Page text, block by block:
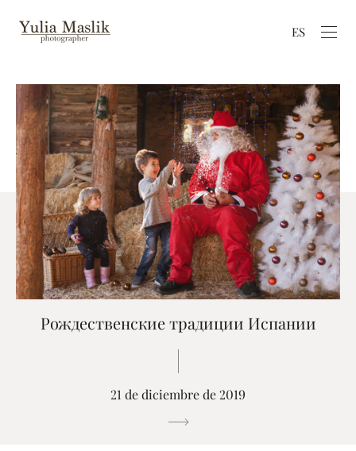
ES
Рождественские традиции Испании
21 de diciembre de 2019